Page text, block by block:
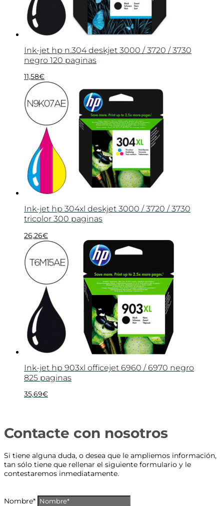
Ink-jet hp n.304 deskjet 3000 / 3720 / 3730
negro 120 paginas
11,58€
Ink-jet hp 304xl deskjet 3000 / 3720 / 3730
tricolor 300 paginas
26,26€
Ink-jet hp 903xl officejet 6960 / 6970 negro
825 paginas
35,69€
Contacte con nosotros
Si tiene alguna duda, o desea que le ampliemos información,
tan sólo tiene que rellenar el siguiente formulario y le
contestaremos inmediatamente.
Nombre*